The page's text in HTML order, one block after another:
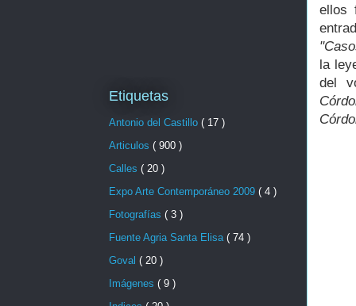
ellos
la
del
Etiquetas
Antonio del Castillo ( 17 )
Articulos ( 900 )
Calles ( 20 )
Expo Arte Contemporáneo 2009 ( 4 )
Fotografías ( 3 )
Fuente Agria Santa Elisa ( 74 )
Goval ( 20 )
Imágenes ( 9 )